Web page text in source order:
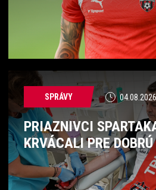
SPRÁVY 04.08.2026
PRIAZNIVCI
KRVÁCALI PRE